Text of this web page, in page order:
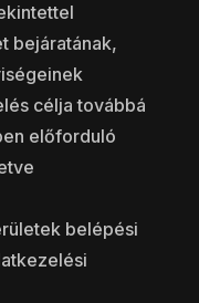
bejáratának,
célja továbbá
előforduló
belépési